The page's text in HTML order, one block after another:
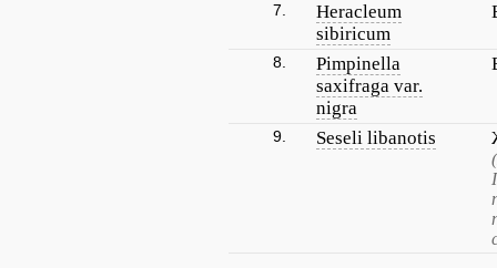
7.
Heracleum
sibiricum
8.
Pimpinella
saxifraga var.
nigra
9. Seseli libanotis